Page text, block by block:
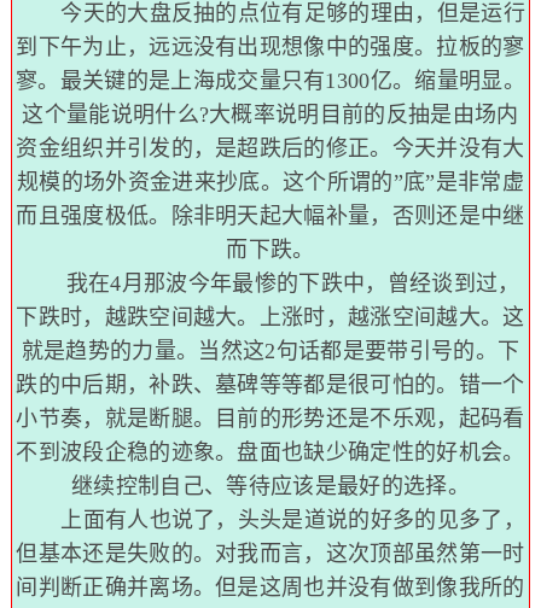
今天的大盘反抽的点位有足够的理由，但是运行
到下午为止，远远没有出现想像中的强度。拉板的寥
寥。最关键的是上海成交量只有1300亿。缩量明显。
这个量能说明什么?大概率说明目前的反抽是由场内
资金组织并引发的，是超跌后的修正。今天并没有大
规模的场外资金进来抄底。这个所谓的”底”是非常虚
而且强度极低。除非明天起大幅补量，否则还是中继
而下跌。
我在4月那波今年最惨的下跌中，曾经谈到过，
下跌时，越跌空间越大。上涨时，越涨空间越大。这
就是趋势的力量。当然这2句话都是要带引号的。下
跌的中后期，补跌、墓碑等等都是很可怕的。错一个
小节奏，就是断腿。目前的形势还是不乐观，起码看
不到波段企稳的迹象。盘面也缺少确定性的好机会。
继续控制自己、等待应该是最好的选择。
上面有人也说了，头头是道说的好多的见多了，
但基本还是失败的。对我而言，这次顶部虽然第一时
间判断正确并离场。但是这周也并没有做到像我所的